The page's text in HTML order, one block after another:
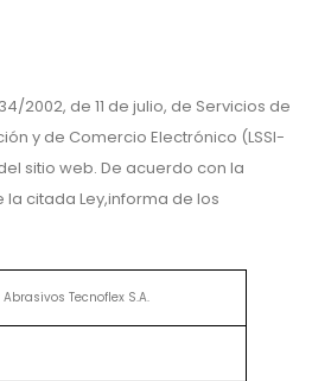
2002, de 11 de julio, de Servicios de
y de Comercio Electrónico (LSSI-
sitio web. De acuerdo con la
la citada Ley,informa de los
Abrasivos Tecnoflex S.A.